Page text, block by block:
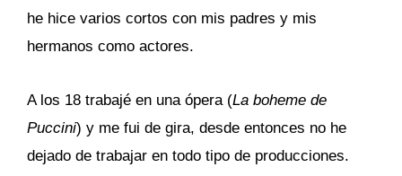
he hice varios cortos con mis padres y mis
hermanos como actores.
A los 18 trabajé en una ópera (La boheme de
Puccini) y me fui de gira, desde entonces no he
dejado de trabajar en todo tipo de producciones.